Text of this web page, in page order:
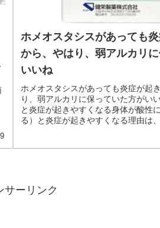
ホメオスタシスがあっても
から、やはり、弱アルカリ
いいね
ホメオスタシスがあっても炎症が起
り、弱アルカリに保っていた方がい
と炎症が起きやすくなる身体が酸性
る）と炎症が起きやすくなる理由は
サーリンク